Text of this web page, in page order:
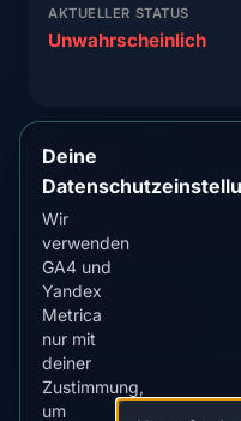
AKTUELLER STATUS
Unwahrscheinlich
Bordeaux
Atlantikküstenstadt mit
Nordlichtsichtbarkeit
AKTUELLER STATUS
Unwahrscheinlich
Deine
Wir
verwenden
GA4 und
Yandex
Metrica
nur mit
deiner
Zustimmung,
um